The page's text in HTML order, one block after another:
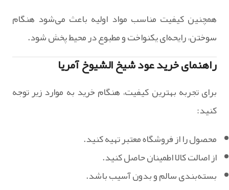
همچنین کیفیت مناسب مواد اولیه باعث می‌شود هنگام
سوختن، رایحه‌ای یکنواخت و مطبوع در محیط پخش شود.
راهنمای خرید عود شیخ الشیوخ آمریا
برای تجربه بهترین کیفیت، هنگام خرید به موارد زیر توجه
کنید:
محصول را از فروشگاه معتبر تهیه کنید.
از اصالت کالا اطمینان حاصل کنید.
بسته‌بندی سالم و بدون آسیب باشد.